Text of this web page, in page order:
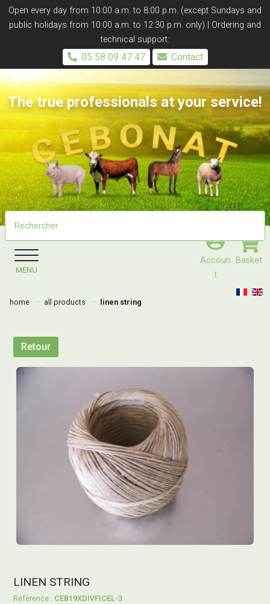
Open every day from 10:00 a.m. to 8:00 p.m. (except Sundays and
public holidays from 10:00 a.m. to 12:30 p.m. only) | Ordering and
technical support:
05 58 09 47 47 Contact
Accoun
T
Basket
The true professionals at your service!
MENU
home all products linen string
Retour
LINEN STRING
CEB19XDIVFICEL-3
Panneau de gestion des cookies